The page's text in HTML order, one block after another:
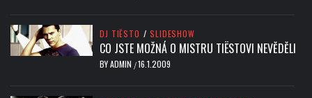
DJ TIËSTO / SLIDESHOW
CO JSTE MOŽNÁ O MISTRU TIËSTOVI NEVĚDĚLI
BYADMIN /16.1.2009